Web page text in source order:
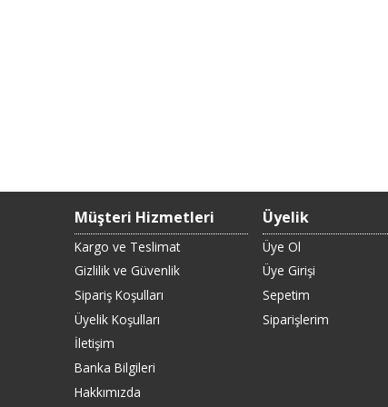
Müşteri Hizmetleri
Kargo ve Teslimat
Gizlilik ve Güvenlik
Sipariş Koşulları
Üyelik Koşulları
İletişim
Banka Bilgileri
Hakkımızda
Üyelik
Üye Ol
Üye Girişi
Sepetim
Siparişlerim